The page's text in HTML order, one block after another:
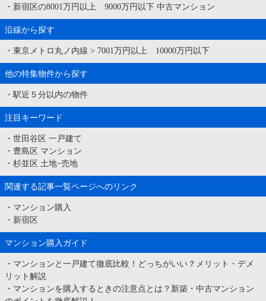
・ 新宿区の8001万円以上 9000万円以下 中古マンション
沿線から探す
・ 東京メトロ丸ノ内線 > 7001万円以上 10000万円以下
他の特集物件から探す
・ 駅近５分以内の物件
注目キーワード
・ 世田谷区 一戸建て
・ 豊島区 マンション
・ 杉並区 土地･売地
関連する記事一覧ページへのリンク
・ マンション購入
・ 新宿区
マンション購入ガイド
・ マンションと一戸建て徹底比較！どっちがいい？メリット・デメ
リット解説
・ マンションを購入するときの注意点とは？新築・中古マンション